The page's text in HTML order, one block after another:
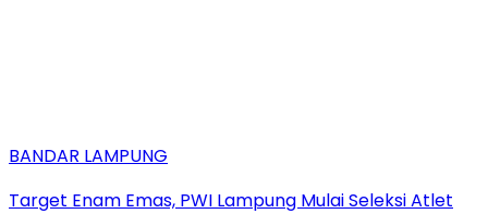
BANDAR LAMPUNG
Target Enam Emas, PWI Lampung Mulai Seleksi Atlet